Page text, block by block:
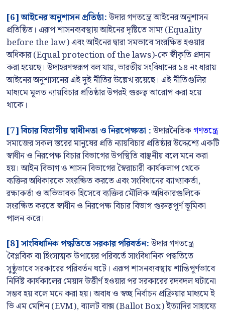
[6] আইনের অনুশাসন প্রতিষ্ঠা:উদার গণতন্ত্রে আইনের অনুশাসন
প্রতিষ্ঠিত। এরূপ শাসনব্যবস্থায় আইনের দৃষ্টিতে সাম্য (Equality
before the law) এবং আইনের দ্বারা সমভাবে সংরক্ষিত হওয়ার
অধিকার (Equal protection of the laws)-কে স্বীকৃতি প্রদান
করা হয়েছে। উদাহরণস্বরূপ বল যায়, ভারতীয় সংবিধানের ১৪ নং ধারায়
আইনের অনুশাসনের এই দুই নীতির উল্লেখ রয়েছে। এই নীতিগুলির
মাধ্যমে মূলত ন্যায়বিচার প্রতিষ্ঠার উপরই গুরুত্ব আরোপ করা হয়ে
থাকে।
[7] বিচার বিভাগীয় স্বাধীনতা ও নিরপেক্ষতা :উদারনৈতিকগণতন্ত্রে
সমাজের সকল স্তরের মানুষের প্রতি ন্যায়বিচার প্রতিষ্ঠার উদ্দেশ্যে একটি
স্বাধীন ও নিরপেক্ষ বিচার বিভাগের উপস্থিতি বাঞ্ছনীয় বলে মনে করা
হয়। আইন বিভাগ ও শাসন বিভাগের স্বৈরাচারী কার্যকলাপ থেকে
ব্যক্তির অধিকারকে সংরক্ষিত করতে এবং সংবিধানের ব্যাখ্যাকর্তা,
রক্ষাকর্তা ও অভিভাবক হিসেবে ব্যক্তির মৌলিক অধিকারগুলিকে
সংরক্ষিত করতে স্বাধীন ও নিরপেক্ষ বিচার বিভাগ গুরুত্বপূর্ণ ভূমিকা
পালন করে।
[8] সাংবিধানিক পদ্ধতিতে সরকার পরিবর্তন:উদার গণতন্ত্রে
বৈপ্লবিক বা হিংসাত্মক উপায়ের পরিবর্তে সাংবিধানিক পদ্ধতিতে
সুষ্ঠুভাবে সরকারের পরিবর্তন ঘটে। এরূপ শাসনব্যবস্থায় শান্তিপূর্ণভাবে
নির্দিষ্ট কার্যকালের মেয়াদ উত্তীর্ণ হওয়ার পর সরকারের রদবদল ঘটানো
সম্ভব হয় বলে মনে করা হয়। অবাধ ও স্বচ্ছ নির্বাচন প্রক্রিয়ার মাধ্যমে ই
ভি এম মেশিন (EVM), ব্যালট বাক্স (Ballot Box) ইত্যাদির সাহায্যে